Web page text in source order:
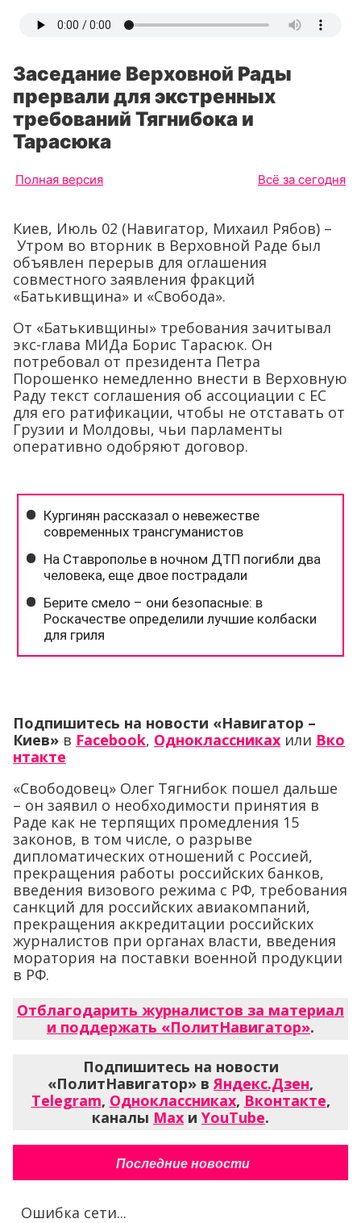
Заседание Верховной Рады
прервали для экстренных
требований Тягнибока и
Тарасюка
Полная версия Всё за сегодня
Киев, Июль 02 (Навигатор, Михаил Рябов) –
Утром во вторник в Верховной Раде был
объявлен перерыв для оглашения
совместного заявления фракций
«Батькивщина» и «Свобода».
От «Батькивщины» требования зачитывал
экс-глава МИДа Борис Тарасюк. Он
потребовал от президента Петра
Порошенко немедленно внести в Верховную
Раду текст соглашения об ассоциации с ЕС
для его ратификации, чтобы не отставать от
Грузии и Молдовы, чьи парламенты
оперативно одобряют договор.
Подпишитесь на новости «Навигатор –
Киев» в Facebook, Одноклассниках или Вко
нтакте
«Свободовец» Олег Тягнибок пошел дальше
– он заявил о необходимости принятия в
Раде как не терпящих промедления 15
законов, в том числе, о разрыве
дипломатических отношений с Россией,
прекращения работы российских банков,
введения визового режима с РФ, требования
санкций для российских авиакомпаний,
прекращения аккредитации российских
журналистов при органах власти, введения
моратория на поставки военной продукции
в РФ.
Отблагодарить журналистов за материал
и поддержать «ПолитНавигатор».
Подпишитесь на новости
«ПолитНавигатор» вЯндекс.Дзен,
Telegram, Одноклассниках, Вконтакте,
каналы Max и YouTube.
Последние новости
Ошибка сети...